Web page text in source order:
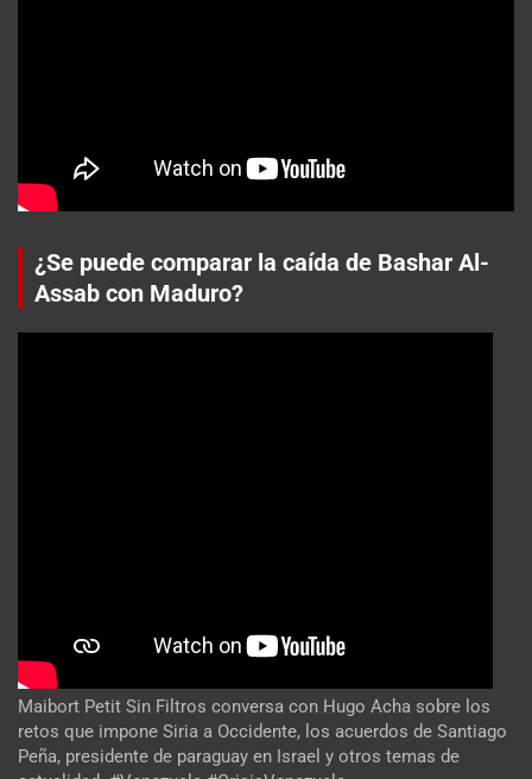
¿Se puede comparar la caída de Bashar Al-
Assab con Maduro?
Maibort Petit Sin Filtros conversa con Hugo Acha sobre los
retos que impone Siria a Occidente, los acuerdos de Santiago
Peña, presidente de paraguay en Israel y otros temas de